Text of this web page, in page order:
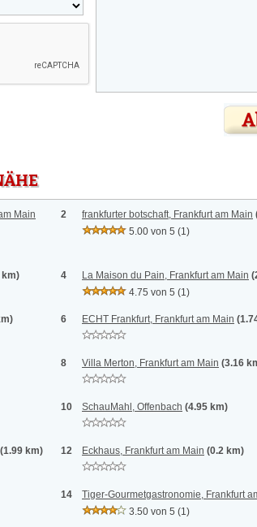
Main
2 frankfurter botschaft, Frankfurt am Main
5.00 von 5 (1)
km) 4 La Maison du Pain, Frankfurt am Main
4.75 von 5 (1)
6 ECHT Frankfurt, Frankfurt am Main
8 Villa Merton, Frankfurt am Main (3.16
10 SchauMahl, Offenbach (4.95 km)
(1.99 km) 12 Eckhaus, Frankfurt am Main (0.2 km)
14 Tiger-Gourmetgastronomie, Frankfurt
3.50 von 5 (1)